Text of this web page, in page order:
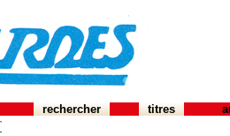
rechercher titres